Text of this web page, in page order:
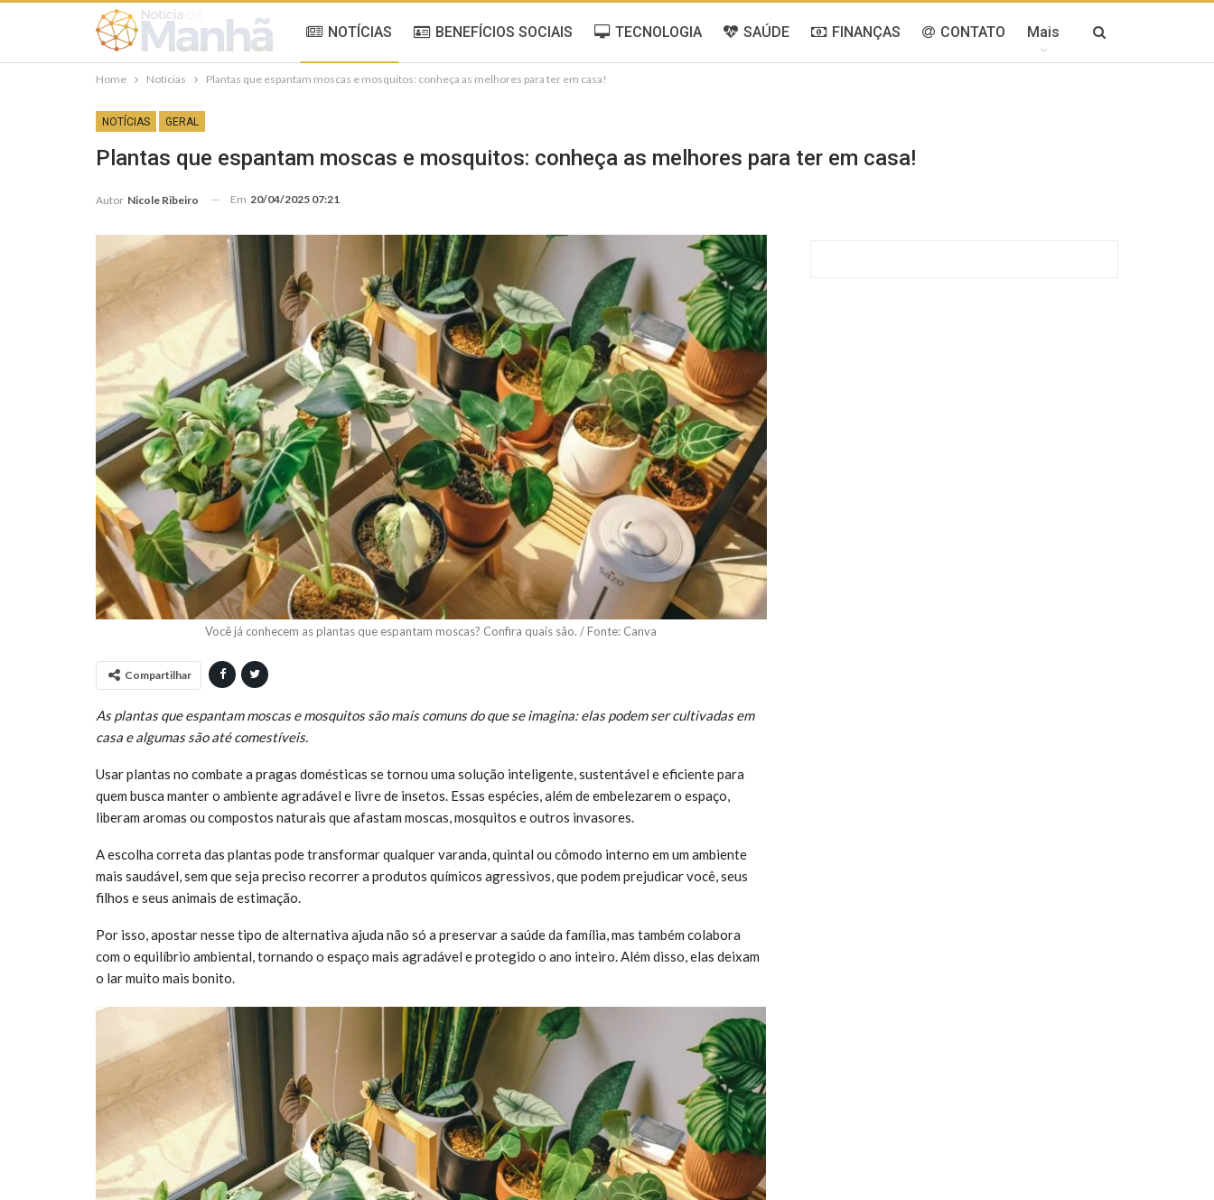
NOTÍCIAS BENEFÍCIOS SOCIAIS TECNOLOGIA SAÚDE FINANÇAS CONTATO Mais
Home Notícias Plantas que espantam moscas e mosquitos: conheça as melhores para ter em casa!
NOTÍCIAS GERAL
Plantas que espantam moscas e mosquitos: conheça as melhores para ter em casa!
Autor Nicole Ribeiro Em 20/04/2025 07:21
Você já conhecem as plantas que espantam moscas? Confira quais são. / Fonte: Canva
Compartilhar
As plantas que espantam moscas e mosquitos são mais comuns do que se imagina: elas podem ser cultivadas em
casa e algumas são até comestíveis.
Usar plantas no combate a pragas domésticas se tornou uma solução inteligente, sustentável e eficiente para
quem busca manter o ambiente agradável e livre de insetos. Essas espécies, além de embelezarem o espaço,
liberam aromas ou compostos naturais que afastam moscas, mosquitos e outros invasores.
A escolha correta das plantas pode transformar qualquer varanda, quintal ou cômodo interno em um ambiente
mais saudável, sem que seja preciso recorrer a produtos químicos agressivos, que podem prejudicar você, seus
filhos e seus animais de estimação.
Por isso, apostar nesse tipo de alternativa ajuda não só a preservar a saúde da família, mas também colabora
com o equilíbrio ambiental, tornando o espaço mais agradável e protegido o ano inteiro. Além disso, elas deixam
o lar muito mais bonito.